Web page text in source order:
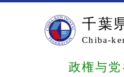
千葉
Chiba-
政権与